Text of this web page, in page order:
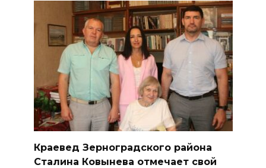
Краевед Зерноградского района
Сталина Ковынева отмечает свой